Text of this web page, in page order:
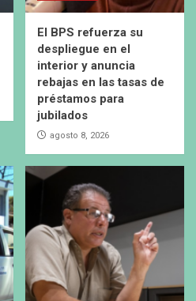
El BPS refuerza su
despliegue en el
interior y anuncia
rebajas en las tasas de
préstamos para
jubilados
agosto 8, 2026